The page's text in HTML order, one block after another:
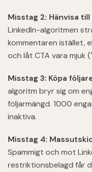
Misstag 2: Hänvisa
LinkedIn-algoritmen
kommentaren istället,
och låt CTA vara mjuk
Misstag 3: Köpa
algoritm bryr sig om
följarmängd. 1000
inaktiva.
Misstag 4:
Spammigt och mot
restriktionsbelagd får